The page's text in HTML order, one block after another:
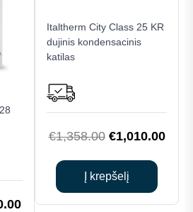
Current
Italtherm City Class 25 KR
dujinis kondensacinis
katilas
€1,358.00 Original
was:
€1,358.00.
€1,010.00
Į krepšelį